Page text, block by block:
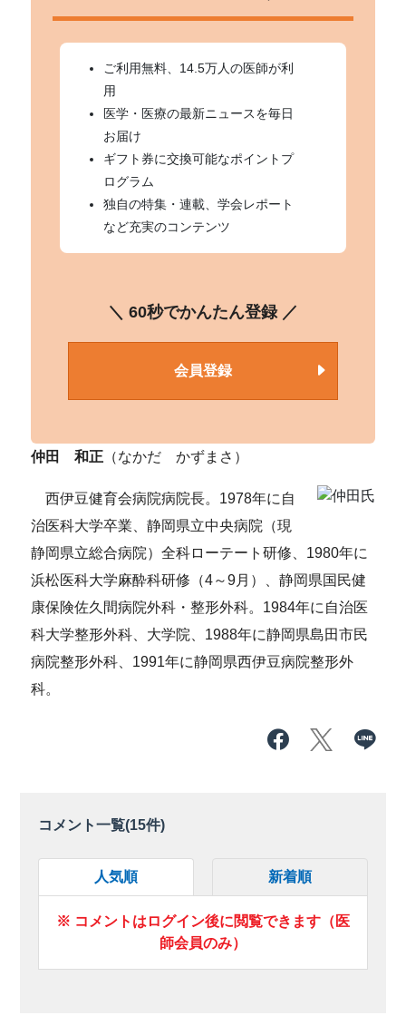
ご利用無料、14.5万人の医師が利
用
医学・医療の最新ニュースを毎日
お届け
ギフト券に交換可能なポイントプ
ログラム
独自の特集・連載、学会レポート
など充実のコンテンツ
＼ 60秒でかんたん登録 ／
会員登録
仲田 和正 （なかだ かずまさ）
西伊豆健育会病院病院長。1978年に自
治医科大学卒業、静岡県立中央病院（現
静岡県立総合病院）全科ローテート研修、1980年に
浜松医科大学麻酔科研修（4～9月）、静岡県国民健
康保険佐久間病院外科・整形外科。1984年に自治医
科大学整形外科、大学院、1988年に静岡県島田市民
病院整形外科、1991年に静岡県西伊豆病院整形外
科。
コメント一覧(15件)
人気順 新着順
※ コメントはログイン後に閲覧できます（医
師会員のみ）